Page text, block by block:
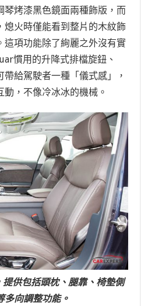
琴烤漆黑色鏡面兩種飾版，而
熄火時僅能看到整片的木紋飾
這項功能除了絢麗之外沒有實
慣用的升降式排檔旋鈕、
給駕駛者一種「儀式感」，
，不像冷冰冰的機械。
供包括頭枕、腿靠、椅墊側
多向調整功能。